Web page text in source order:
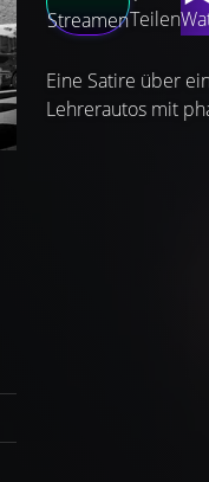
StreamenTeilen
Eine Satire über
Lehrerautos mit